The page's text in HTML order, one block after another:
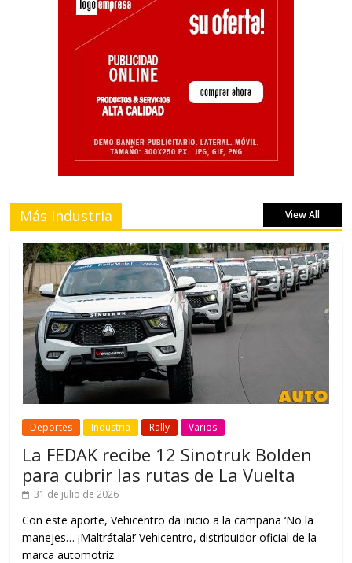
Más Industria View All
Deportes Industria Rally Varios
La FEDAK recibe 12 Sinotruk Bolden
para cubrir las rutas de La Vuelta
31 de julio de 2026
Con este aporte, Vehicentro da inicio a la campaña ‘No la
manejes… ¡Maltrátala!’ Vehicentro, distribuidor oficial de la
marca automotriz